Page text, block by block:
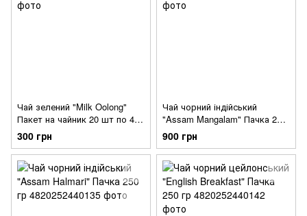
Чай зелений "Milk Oolong"
Пакет на чайник 20 шт по 4
гр
300 грн
Чай чорний індійський
"Assam Mangalam" Пачка 250
гр
900 грн